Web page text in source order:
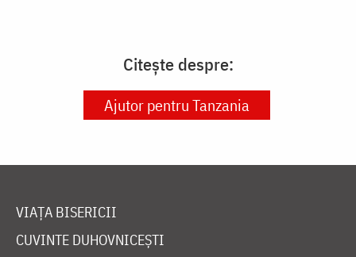
Citește despre:
Ajutor pentru Tanzania
VIAȚA BISERICII
CUVINTE DUHOVNICEȘTI